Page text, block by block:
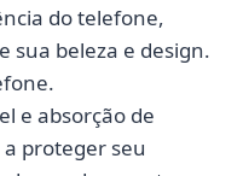
do telefone,
sua beleza e design.
e absorção de
proteger seu